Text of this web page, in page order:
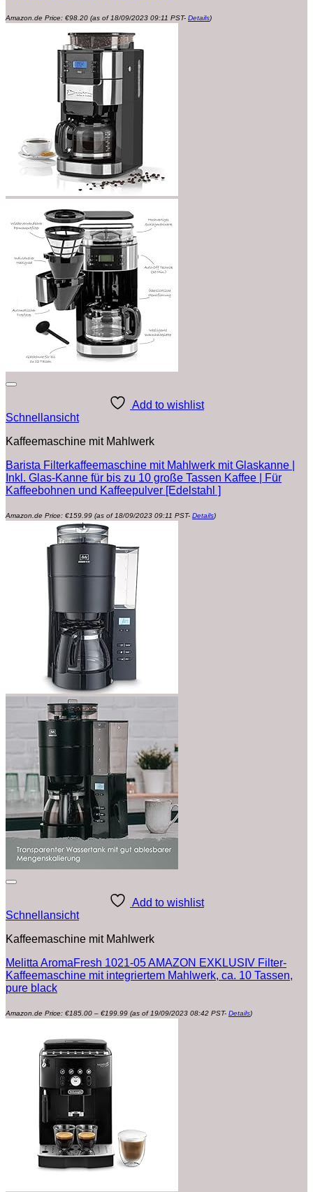
Amazon.de Price: €98.20 (as of 18/09/2023 09:11 PST- Details)
Add to wishlist
Schnellansicht
Kaffeemaschine mit Mahlwerk
Barista Filterkaffeemaschine mit Mahlwerk mit Glaskanne |
Inkl. Glas-Kanne für bis zu 10 große Tassen Kaffee | Für
Kaffeebohnen und Kaffeepulver [Edelstahl ]
Amazon.de Price: €159.99 (as of 18/09/2023 09:11 PST- Details)
Add to wishlist
Schnellansicht
Kaffeemaschine mit Mahlwerk
Melitta AromaFresh 1021-05 AMAZON EXKLUSIV Filter-
Kaffeemaschine mit integriertem Mahlwerk, ca. 10 Tassen,
pure black
Amazon.de Price: €185.00 – €199.99 €185.00
(as of 19/09/2023 08:42 PST- Details)